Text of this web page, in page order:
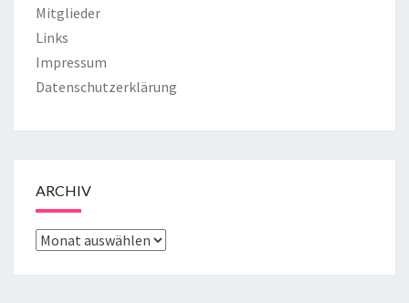
Mitglieder
Links
Impressum
Datenschutzerklärung
ARCHIV
ARCHIV